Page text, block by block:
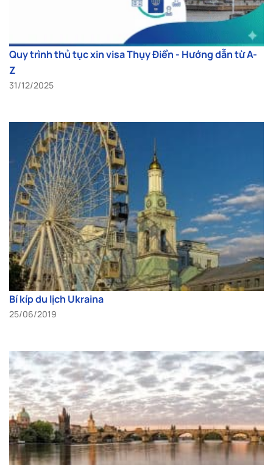
Quy trình thủ tục xin visa Thụy Điển - Hướng dẫn từ A-
Z
31/12/2025
Bí kíp du lịch Ukraina
25/06/2019